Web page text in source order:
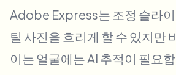
얼굴 교체 - 이미지
얼굴 교체 - 동영상
대량 얼굴 블러
고처리량 파이프라인
Adobe Express는 조정 슬라
틸 사진을 흐리게 할 수 있지만
이는 얼굴에는 AI 추적이 필요